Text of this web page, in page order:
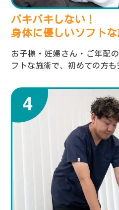
バキバキしない！
身体に優しいソフト
お子様・妊婦さん・ご年配
フトな施術で、初めての方も